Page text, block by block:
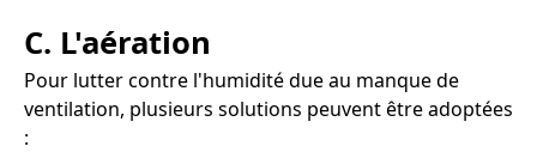
C. L'aération
Pour lutter contre l'humidité due au manque de
ventilation, plusieurs solutions peuvent être adoptées
: